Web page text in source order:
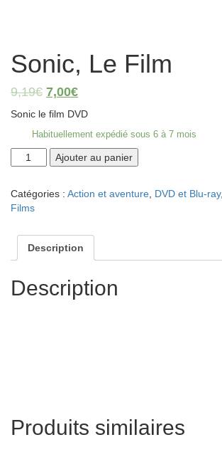
Sonic, Le Film
9,19€ 7,00€
Sonic le film DVD
Habituellement expédié sous 6 à 7 mois
quantité
de
Le
Film
Ajouter au panier
Catégories : Action et aventure DVD et Blu-ray,
Films
Description
Description
Produits similaires